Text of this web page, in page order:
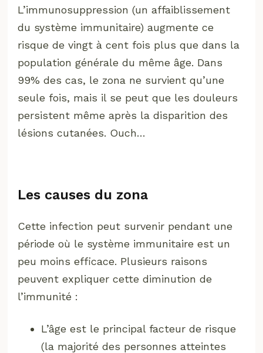
L’immunosuppression (un affaiblissement
du système immunitaire) augmente ce
risque de vingt à cent fois plus que dans la
population générale du même âge. Dans
99% des cas, le zona ne survient qu’une
seule fois, mais il se peut que les douleurs
persistent même après la disparition des
lésions cutanées. Ouch…
Les causes du zona
Cette infection peut survenir pendant une
période où le système immunitaire est un
peu moins efficace. Plusieurs raisons
peuvent expliquer cette diminution de
l’immunité :
L’âge est le principal facteur de risque
(la majorité des personnes atteintes